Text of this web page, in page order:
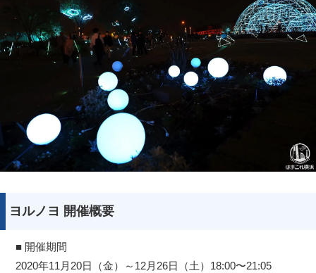
ヨルノヨ 開催概要
■ 開催期間
2020年11月20日（金）～12月26日（土）18:00〜21:05